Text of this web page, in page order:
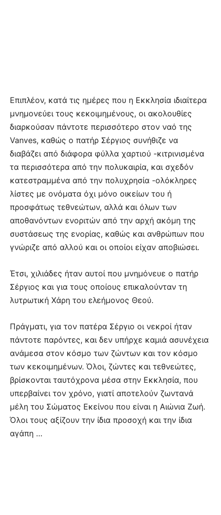
Επιπλέον, κατά τις ημέρες που η Εκκλησία ιδιαίτερα
μνημονεύει τους κεκοιμημένους, οι ακολουθίες
διαρκούσαν πάντοτε περισσότερο στον ναό της
Vanves, καθώς ο πατήρ Σέργιος συνήθιζε να
διαβάζει από διάφορα φύλλα χαρτιού -κιτρινισμένα
τα περισσότερα από την πολυκαιρία, και σχεδόν
κατεστραμμένα από την πολυχρησία -ολόκληρες
λίστες με ονόματα όχι μόνο οικείων του ή
προσφάτως τεθνεώτων, αλλά και όλων των
αποθανόντων ενοριτών από την αρχή ακόμη της
συστάσεως της ενορίας, καθώς και ανθρώπων που
γνώριζε από αλλού και οι οποίοι είχαν αποβιώσει.
Έτσι, χιλιάδες ήταν αυτοί που μνημόνευε ο πατήρ
Σέργιος και για τους οποίους επικαλούνταν τη
λυτρωτική Χάρη του ελεήμονος Θεού.
Πράγματι, για τον πατέρα Σέργιο οι νεκροί ήταν
πάντοτε παρόντες, και δεν υπήρχε καμιά ασυνέχεια
ανάμεσα στον κόσμο των ζώντων και τον κόσμο
των κεκοιμημένων. Όλοι, ζώντες και τεθνεώτες,
βρίσκονται ταυτόχρονα μέσα στην Εκκλησία, που
υπερβαίνει τον χρόνο, γιατί αποτελούν ζωντανά
μέλη του Σώματος Εκείνου που είναι η Αιώνια Ζωή.
Όλοι τους αξίζουν την ίδια προσοχή και την ίδια
αγάπη …